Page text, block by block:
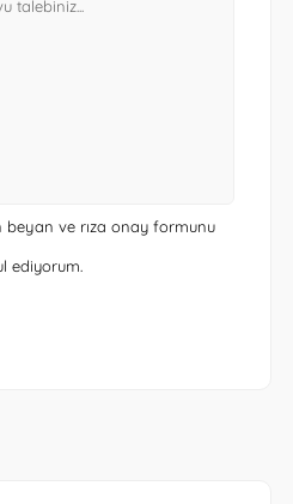
beyan ve rıza onay formunu
ediyorum.